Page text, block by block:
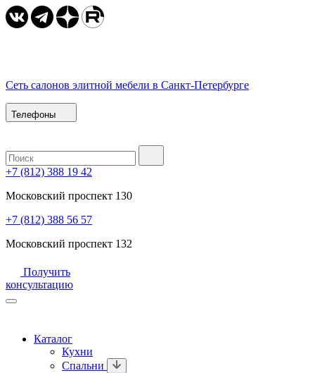
Сеть салонов элитной мебели в Санкт-Петербурге
Телефоны
+7 (812) 388 19 42
Московский проспект 130
+7 (812) 388 56 57
Московский проспект 132
Получить
консультацию
Каталог
Кухни
Спальни